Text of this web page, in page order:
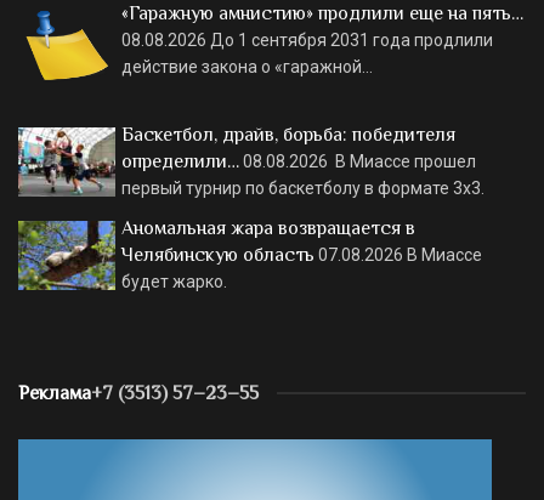
«Гаражную амнистию» продлили еще на пять…
08.08.2026 До 1 сентября 2031 года продлили
действие закона о «гаражной…
Баскетбол, драйв, борьба: победителя
определили…08.08.2026 В Миассе прошел
первый турнир по баскетболу в формате 3х3.
Аномальная жара возвращается в
Челябинскую область 07.08.2026 В Миассе
будет жарко.
Реклама+7 (3513) 57–23–55